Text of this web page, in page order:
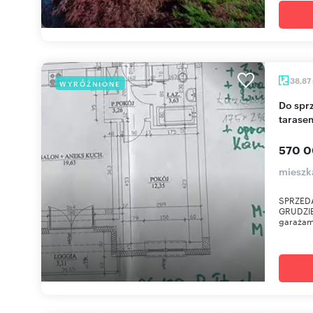
WYRÓŻNIONE 38,87
Do sprzedania nowoczesne mieszkania z dużym
570